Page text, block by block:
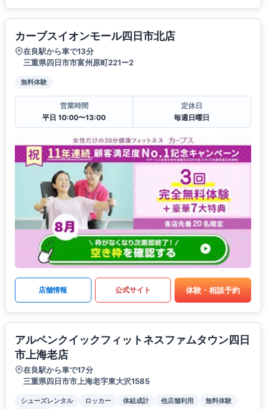
カーブスイオンモール四日市北店
在良駅から車で13分
三重県四日市市富州原町221ー2
無料体験
営業時間
平日 10:00〜13:00
定休日
毎週日曜日
店舗情報 公式サイト 体験・相談予約
アルペンクイックフィットネスファムタウン四日
市上海老店
在良駅から車で17分
三重県四日市市上海老字東大沢1585
シューズレンタル ロッカー 体組成計 他店舗利用
無料体験